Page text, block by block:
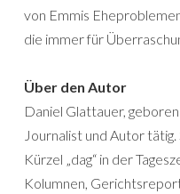
von Emmis
die immer für
Über den Autor
Daniel Glattauer,
Journalist und Autor
Kürzel „dag“ in der
Kolumnen,